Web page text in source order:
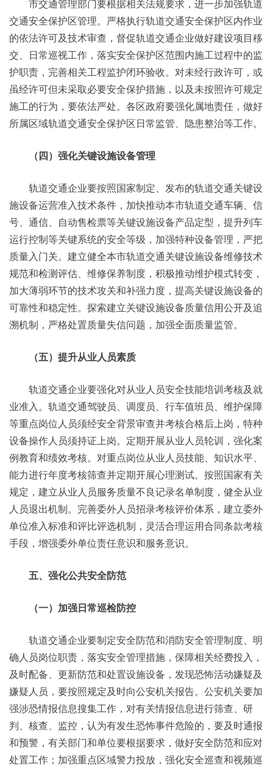
市交通管理部门要根据相关法规要求，进一步加强轨道
交通安全保护区管理。严格执行轨道交通安全保护区内作业
的依法许可及技术审查，督促轨道交通企业做好建设项目移
交、日常巡视工作，落实安全保护区范围内施工过程中的监
护职责，完善相关工程监护闭环验收。对未经行政许可，或
虽经许可但未采取必要安全保护措施，以及未按照许可规定
施工的行为，要依法严处。各区政府要强化属地责任，做好
所属区域轨道交通安全保护区日常监管、隐患整治等工作。
（四）强化关键设施设备管理
轨道交通企业要按照国家制定、发布的轨道交通关键设
施设备运营准入技术条件，加快推动本市轨道交通车辆、信
号、通信、自动售检票等关键设施设备产品定型，提升列车
运行控制等关键系统的安全等级，加强特种设备管理，严把
质量入门关。建立健全本市轨道交通关键设施设备维修技术
规范和检测评估、维修保养制度，积极推动维护模式转变，
加大薄弱环节的技术攻关和补强力度，提高关键设施设备的
可靠性和稳定性。探索建立关键设施设备质量信用公开及追
溯机制，严格处置质量失信问题，加强全面质量监管。
（五）提升从业人员素质
轨道交通企业要强化对从业人员安全技能培训考核及就
业准入。轨道交通驾驶员、调度员、行车值班员、维护保障
等重点岗位人员须经安全背景审查并考核合格后上岗，特种
设备操作人员须持证上岗。定期开展从业人员轮训，强化案
例教育和绩效考核。对重点岗位从业人员技能、知识水平、
能力进行年度考核筛查并定期开展心理测试。按照国家有关
规定，建立从业人员服务质量不良记录名单制度，健全从业
人员退出机制。完善委外人员招录考核评价体系，建立委外
单位准入标准和评比评选机制，灵活合理运用合同条款考核
手段，增强委外单位责任意识和服务意识。
五、强化公共安全防范
（一）加强日常巡检防控
轨道交通企业要制定安全防范和消防安全管理制度、明
确人员岗位职责，落实安全管理措施，保障相关经费投入，
及时配备、更新防范和处置设施设备，发现恐怖活动嫌疑及
嫌疑人员，要按照规定及时向公安机关报告。公安机关要加
强涉恐情报信息搜集工作，对有关情报信息进行筛查、研
判、核查、监控，认为有发生恐怖事件危险的，要及时通报
和预警，有关部门和单位要根据要求，做好安全防范和应对
处置工作；加强重点区域警力投放，强化安全巡查和视频巡